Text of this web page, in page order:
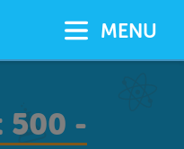
MENU
500 -